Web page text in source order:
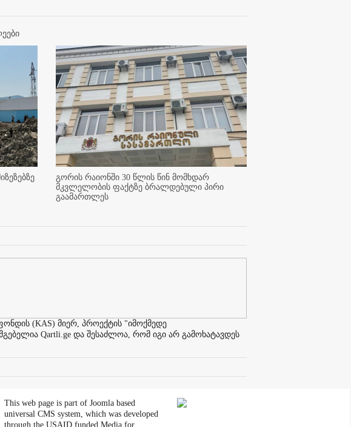
გორის რაიონში 30 წლის წინ მომხდარ
მკვლელობის ფაქტზე ბრალდებული პირი
გაამართლეს
(KAS) მიერ, პროექტის "იმოქმედე
Qartli.ge და შესაძლოა, რომ იგი არ გამოხატავდეს
This web page is part of Joomla based
universal CMS system, which was developed
through the USAID funded Media for